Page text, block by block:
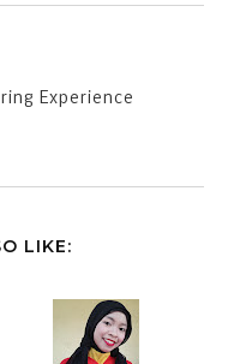
Experience
LIKE: